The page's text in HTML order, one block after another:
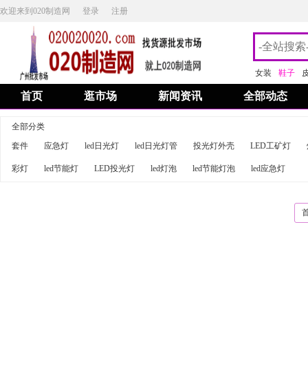
欢迎来到020制造网 登录 注册
女装 鞋子
首页 逛市场 新闻资讯 全部动态
全部分类
套件
应急灯 led日光灯 led日光灯管 投光灯外壳 LED工矿灯
彩灯 led节能灯 LED投光灯 led灯泡 led节能灯泡 led应急灯